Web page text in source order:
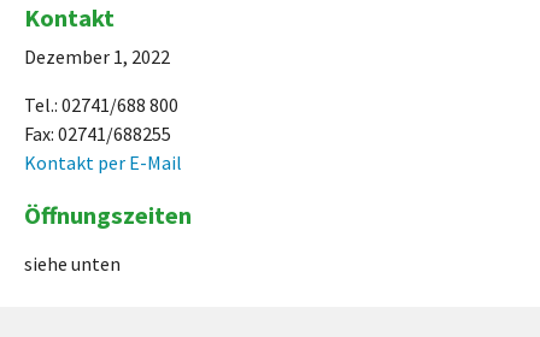
Kontakt
Dezember 1, 2022
Tel.: 02741/688 800
Fax: 02741/688255
Kontakt per E-Mail
Öffnungszeiten
siehe unten